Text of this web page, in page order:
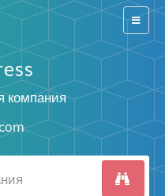
Switch
компания